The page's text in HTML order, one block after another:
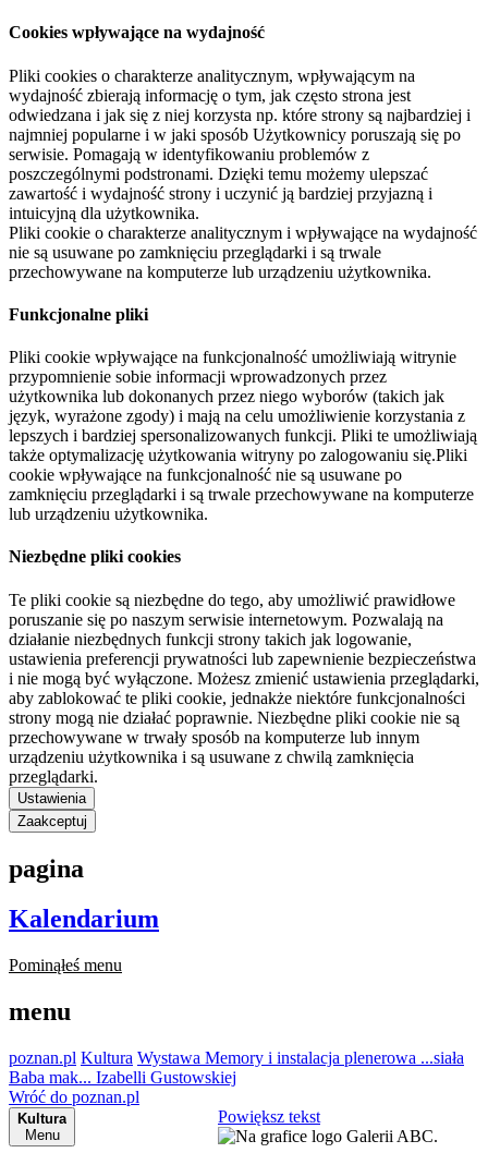
Cookies wpływające na wydajność
Pliki cookies o charakterze analitycznym, wpływającym na
wydajność zbierają informację o tym, jak często strona jest
odwiedzana i jak się z niej korzysta np. które strony są najbardziej i
najmniej popularne i w jaki sposób Użytkownicy poruszają się po
serwisie. Pomagają w identyfikowaniu problemów z
poszczególnymi podstronami. Dzięki temu możemy ulepszać
zawartość i wydajność strony i uczynić ją bardziej przyjazną i
intuicyjną dla użytkownika.
Pliki cookie o charakterze analitycznym i wpływające na wydajność
nie są usuwane po zamknięciu przeglądarki i są trwale
przechowywane na komputerze lub urządzeniu użytkownika.
Funkcjonalne pliki
Pliki cookie wpływające na funkcjonalność umożliwiają witrynie
przypomnienie sobie informacji wprowadzonych przez
użytkownika lub dokonanych przez niego wyborów (takich jak
język, wyrażone zgody) i mają na celu umożliwienie korzystania z
lepszych i bardziej spersonalizowanych funkcji. Pliki te umożliwiają
także optymalizację użytkowania witryny po zalogowaniu się.Pliki
cookie wpływające na funkcjonalność nie są usuwane po
zamknięciu przeglądarki i są trwale przechowywane na komputerze
lub urządzeniu użytkownika.
Niezbędne pliki cookies
Te pliki cookie są niezbędne do tego, aby umożliwić prawidłowe
poruszanie się po naszym serwisie internetowym. Pozwalają na
działanie niezbędnych funkcji strony takich jak logowanie,
ustawienia preferencji prywatności lub zapewnienie bezpieczeństwa
i nie mogą być wyłączone. Możesz zmienić ustawienia przeglądarki,
aby zablokować te pliki cookie, jednakże niektóre funkcjonalności
strony mogą nie działać poprawnie. Niezbędne pliki cookie nie są
przechowywane w trwały sposób na komputerze lub innym
urządzeniu użytkownika i są usuwane z chwilą zamknięcia
przeglądarki.
Ustawienia
Zaakceptuj
pagina
Kalendarium
Pominąłeś menu
menu
poznan.pl Kultura Wystawa Memory i instalacja plenerowa ...siała
Baba mak... Izabelli Gustowskiej
Wróć do poznan.pl
Kultura
Menu
Powiększ tekst